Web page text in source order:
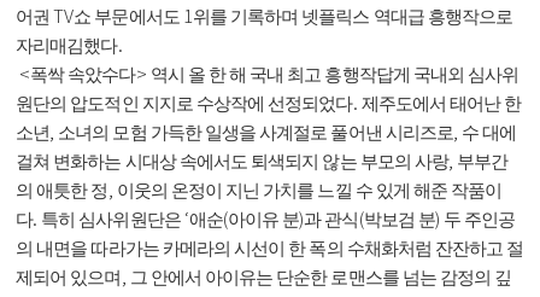
어권TV쇼 부문에서도 1 위를 기록하며 넷플릭스 역대급 흥행작으로
자리매김했다.
<폭싹 속았수다> 역시 올 한 해 국내 최고 흥행작답게 국내외 심사위
원단의 압도적인 지지로 수상작에 선정되었다. 제주도에서 태어난 한
소년
소녀의 모험 가득한 일생을 사계절로 풀어낸 시리즈로 수 대에
걸쳐 변화하는 시대상 속에서도 퇴색되지 않는 부모의 사랑, 부부간
의 애틋한 정
이웃의 온정이 지닌 가치를 느낄 수 있게 해준 작품이
다. 특히 심사위원단은 ‘애순(아이유 분)과 관식(박보검 분) 두 주인공
의 내면을 따라가는 카메라의 시선이 한 폭의 수채화처럼 잔잔하고 절
제되어 있으며
그 안에서 아이유는 단순한 로맨스를 넘는 감정의 깊